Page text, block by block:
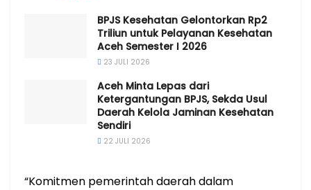
BPJS Kesehatan Gelontorkan Rp2
Triliun untuk Pelayanan Kesehatan
Aceh Semester I 2026
23 JULI 2026
Aceh Minta Lepas dari
Ketergantungan BPJS, Sekda Usul
Daerah Kelola Jaminan Kesehatan
Sendiri
22 JULI 2026
“Komitmen pemerintah daerah dalam